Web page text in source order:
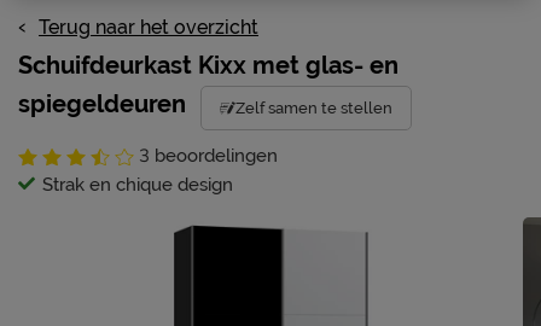
Terug naar het overzicht
Schuifdeurkast Kixx met glas- en
spiegeldeuren
Zelf samen te stellen
3 beoordelingen
Strak en chique design